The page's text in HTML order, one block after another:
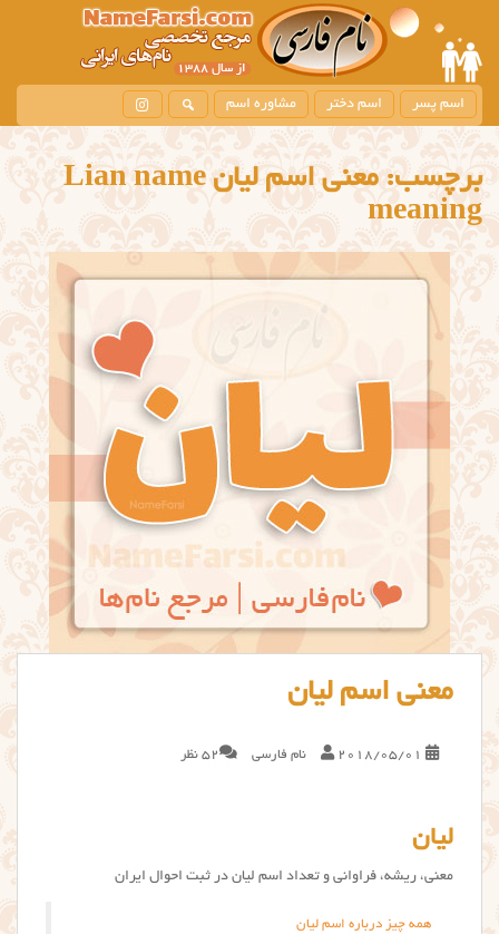
m
i
c
n
t
اسم پسر اسم دختر مشاوره اسم
برچسب:
معني اسم ليان Lian name
meaning
معنی اسم لیان
2018/05/01 نام فارسی 52 نظر
لیان
معنی، ریشه، فراوانی و تعداد اسم لیان در ثبت احوال ایران
همه چیز درباره اسم لیان